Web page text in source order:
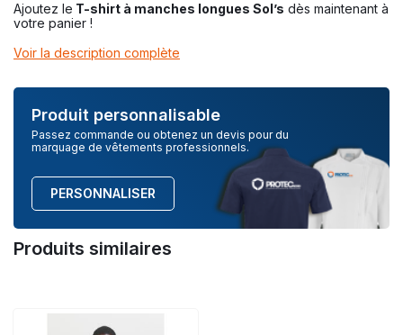
Ajoutez le T-shirt à manches longues Sol’s dès maintenant à
votre panier !
Voir la description complète
Produit personnalisable
Passez commande ou obtenez un devis pour du
marquage de vêtements professionnels.
PERSONNALISER
Produits similaires